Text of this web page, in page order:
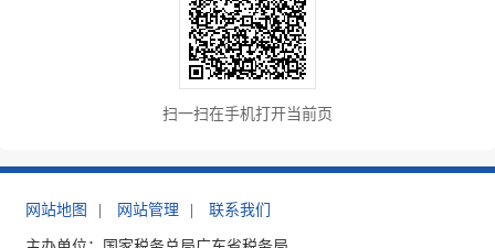
扫一扫在手机打开当前页
网站地图 网站管理 联系我们